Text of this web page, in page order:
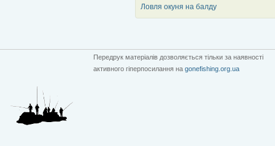
Ловля окуня на балду
Передрук матеріалів дозволяється тільки за наявності
активного гіперпосилання на gonefishing.org.ua